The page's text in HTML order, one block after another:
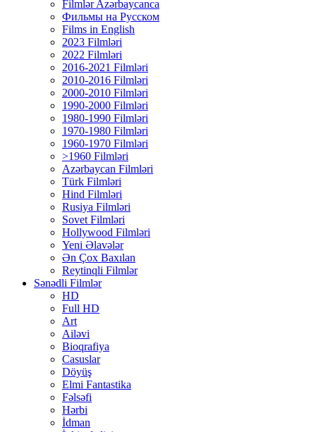
Filmlər Azərbaycanca
Фильмы на Русском
Films in English
2023 Filmləri
2022 Filmləri
2016-2021 Filmləri
2010-2016 Filmləri
2000-2010 Filmləri
1990-2000 Filmləri
1980-1990 Filmləri
1970-1980 Filmləri
1960-1970 Filmləri
>1960 Filmləri
Azərbaycan Filmləri
Türk Filmləri
Hind Filmləri
Rusiya Filmləri
Sovet Filmləri
Hollywood Filmləri
Yeni Əlavələr
Ən Çox Baxılan
Reytinqli Filmlər
Sənədli Filmlər
HD
Full HD
Art
Ailəvi
Bioqrafiya
Casuslar
Döyüş
Elmi Fantastika
Fəlsəfi
Hərbi
İdman